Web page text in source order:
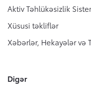
Aktiv Təhlükəsizlik
Xüsusi təkliflər
Xəbərlər, Hekayələr və
Digər